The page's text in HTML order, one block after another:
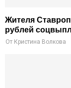
Жителя
рублей
От Кристина Волкова